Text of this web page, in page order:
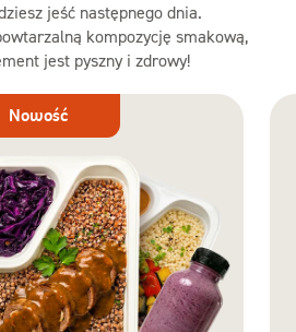
jeść następnego dnia.
kompozycję smakową,
jest pyszny i zdrowy!
Nowość